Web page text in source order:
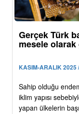
Gerçek Türk
mesele
KASIM-ARALIK 2025
Sahip olduğu
iklim yapısı
yapan ülkelerin